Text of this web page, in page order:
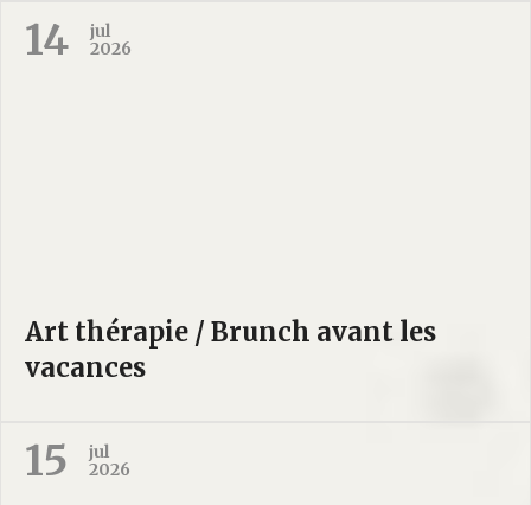
14
jul
2026
Art thérapie / Brunch avant les
vacances
15
jul
2026